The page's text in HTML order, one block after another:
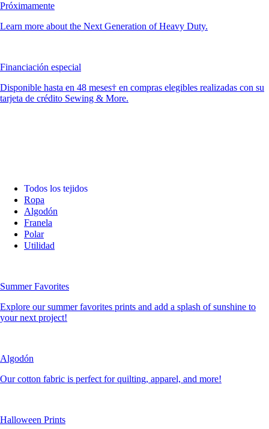
Próximamente
Learn more about the Next Generation of Heavy Duty.
Financiación especial
Disponible hasta en 48 meses† en compras elegibles realizadas con su
tarjeta de crédito Sewing & More.
Todos los tejidos
Ropa
Algodón
Franela
Polar
Utilidad
Summer Favorites
Explore our summer favorites prints and add a splash of sunshine to
your next project!
Algodón
Our cotton fabric is perfect for quilting, apparel, and more!
Halloween Prints